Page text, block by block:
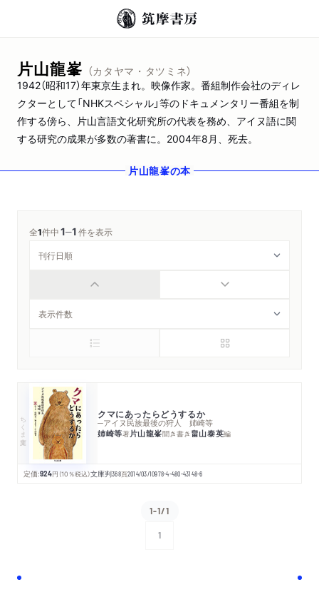
片山龍峯 （カタヤマ・タツミネ）
1942（昭和17）年東京生まれ。映像作家。番組制作会社のディレ
クターとして「NHKスペシャル」等のドキュメンタリー番組を制
作する傍ら、片山言語文化研究所の代表を務め、アイヌ語に関
する研究の成果が多数の著書に。2004年8月、死去。
片山龍峯の本
全1件中1─1件を表示
ちくま文庫 クマにあったらどうするか
─アイヌ民族最後の狩人 姉崎等
姉崎等著片山龍峯聞き書き 畠山泰英編
定価:924円 （10％税込）文庫判368頁2014/03/10978-4-480-43148-6
1-1/1
1